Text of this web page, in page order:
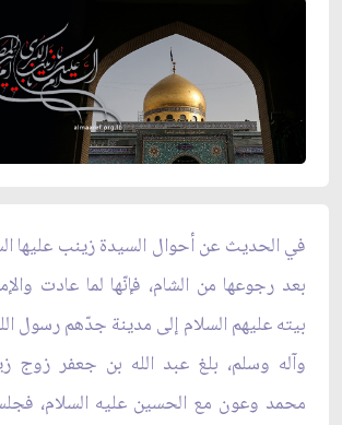
في الحديث عن أحوال السيدة زينب عليها
بعد رجوعها من الشام، فإنّها لما عادت
بيته عليهم السلام إلى مدينة جدّهم رسول
وآله وسلم، بلغ عبد الله بن جعفر زوج
محمد وعون مع الحسين عليه السلام،